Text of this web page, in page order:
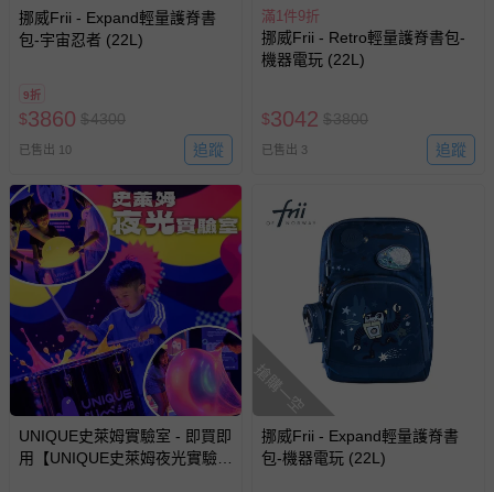
挪威Frii - Expand輕量護脊書
包-宇宙忍者 (22L)
9折
$3860 $4300
已售出 10 追蹤
滿1件9折
挪威Frii - Retro輕量護脊書包-
機器電玩 (22L)
$3042 $3800
已售出 3 追蹤
UNIQUE史萊姆實驗室 - 即買即
用【UNIQUE史萊姆夜光實驗室
搶購一空
挪威Frii - Expand輕量護脊書
包-機器電玩 (22L)